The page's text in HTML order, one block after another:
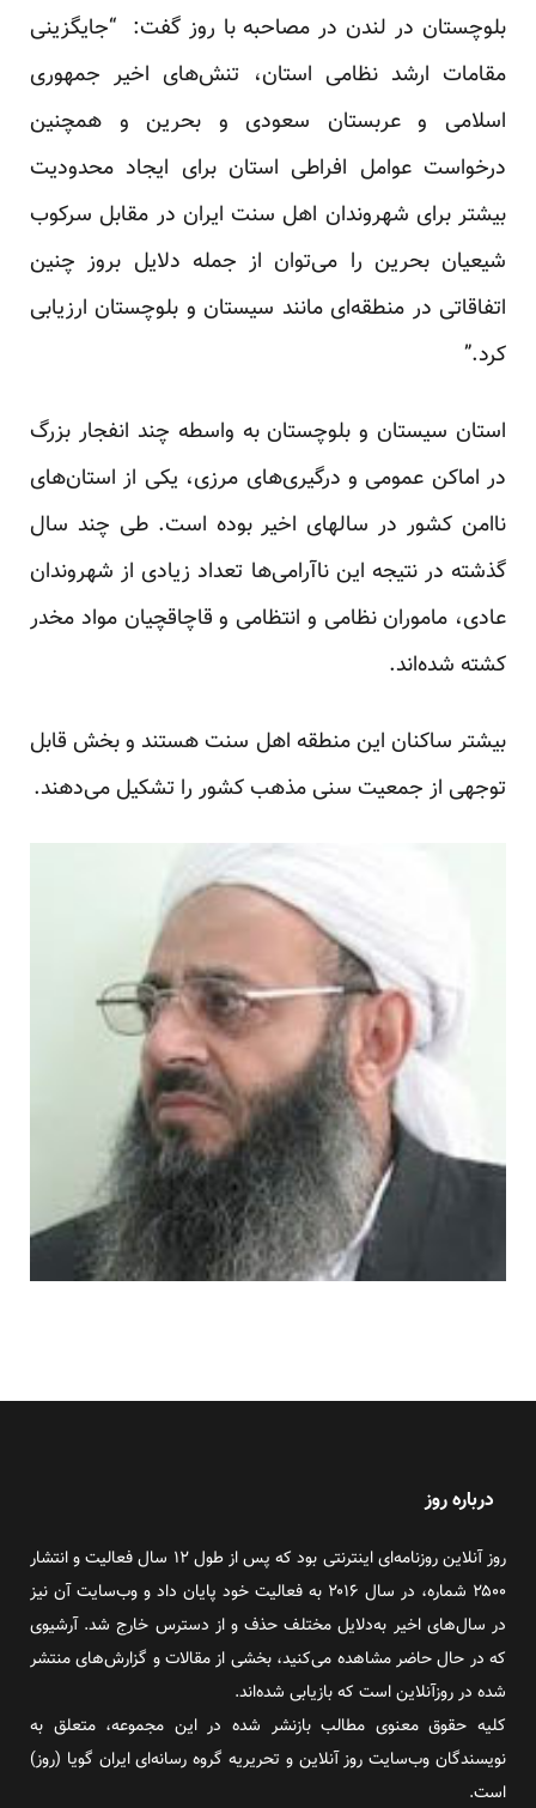
بلوچستان در لندن در مصاحبه با روز گفت: ‌ “جایگزینی
مقامات ارشد نظامی استان، تنش‌های اخیر جمهوری
اسلامی و عربستان سعودی و بحرین و همچنین
درخواست عوامل افراطی استان برای ایجاد محدودیت
بیشتر برای شهروندان اهل سنت ایران در مقابل سرکوب
شیعیان بحرین را می‌توان از جمله دلایل بروز چنین
اتفاقاتی در منطقه‌ای مانند سیستان و بلوچستان ارزیابی
کرد.”
استان سیستان و بلوچستان به واسطه چند انفجار بزرگ
در اماکن عمومی و درگیری‌های مرزی، یکی از استان‌های
نا‌امن کشور در سالهای اخیر بوده است. طی چند سال
گذشته در نتیجه این ناآرامی‌ها تعداد زیادی از شهروندان
عادی، ماموران نظامی و انتظامی و قاچاقچیان مواد مخدر
کشته شده‌اند.
بیشتر ساکنان این منطقه اهل سنت هستند و بخش قابل
توجهی از جمعیت سنی مذهب کشور را تشکیل می‌دهند.
درباره روز
روز آنلاین روزنامه‌ای اینترنتی بود که پس از طول ۱۲ سال فعالیت و انتشار
۲۵۰۰ شماره، در سال ۲۰۱۶ به فعالیت خود پایان داد و وب‌سایت آن نیز
در سال‌های اخیر به‌دلایل مختلف حذف و از دسترس خارج شد. آرشیوی
که در حال حاضر مشاهده می‌کنید، بخشی از مقالات و گزارش‌های منتشر
شده در روزآنلاین است که بازیابی شده‌اند.
کلیه حقوق معنوی مطالب بازنشر شده در این مجموعه، متعلق به
نویسندگان وب‌سایت روز آنلاین و تحریریه گروه رسانه‌ای ایران گویا (روز)
است.